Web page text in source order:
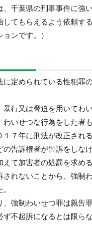
、千葉県の刑事事件に強
てもらえるよう依頼す
ンです。）
定められている性犯罪の
暴行又は脅迫を用いてわ
わいせつな行為をした者
７年に刑法が改正され
告訴権者が告訴をしな
て加害者の処罰を求め
されないことから、強制
強制わいせつ罪は親告
不起訴になるとは限ら